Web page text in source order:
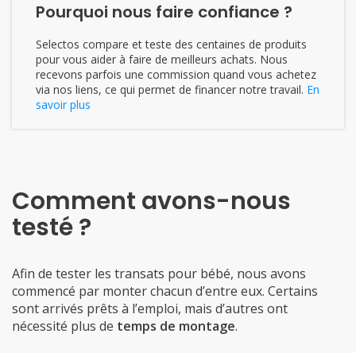
Pourquoi nous faire confiance ?
Selectos compare et teste des centaines de produits
pour vous aider à faire de meilleurs achats. Nous
recevons parfois une commission quand vous achetez
via nos liens, ce qui permet de financer notre travail. En
savoir plus
Comment avons-nous
testé ?
Afin de tester les transats pour bébé, nous avons
commencé par monter chacun d’entre eux. Certains
sont arrivés prêts à l’emploi, mais d’autres ont
nécessité plus de temps de montage.